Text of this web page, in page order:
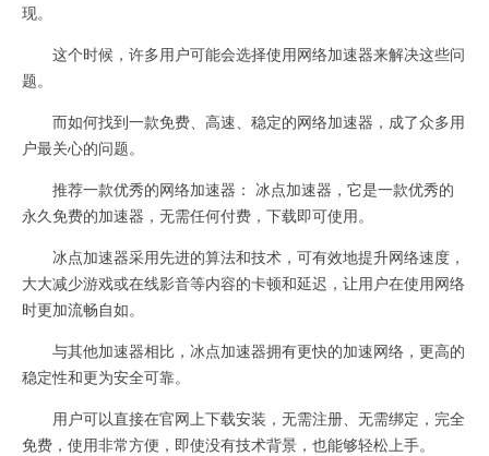
现。
这个时候，许多用户可能会选择使用网络加速器来解决这些问
题。
而如何找到一款免费、高速、稳定的网络加速器，成了众多用
户最关心的问题。
推荐一款优秀的网络加速器： 冰点加速器，它是一款优秀的
永久免费的加速器，无需任何付费，下载即可使用。
冰点加速器采用先进的算法和技术，可有效地提升网络速度，
大大减少游戏或在线影音等内容的卡顿和延迟，让用户在使用网络
时更加流畅自如。
与其他加速器相比，冰点加速器拥有更快的加速网络，更高的
稳定性和更为安全可靠。
用户可以直接在官网上下载安装，无需注册、无需绑定，完全
免费，使用非常方便，即使没有技术背景，也能够轻松上手。